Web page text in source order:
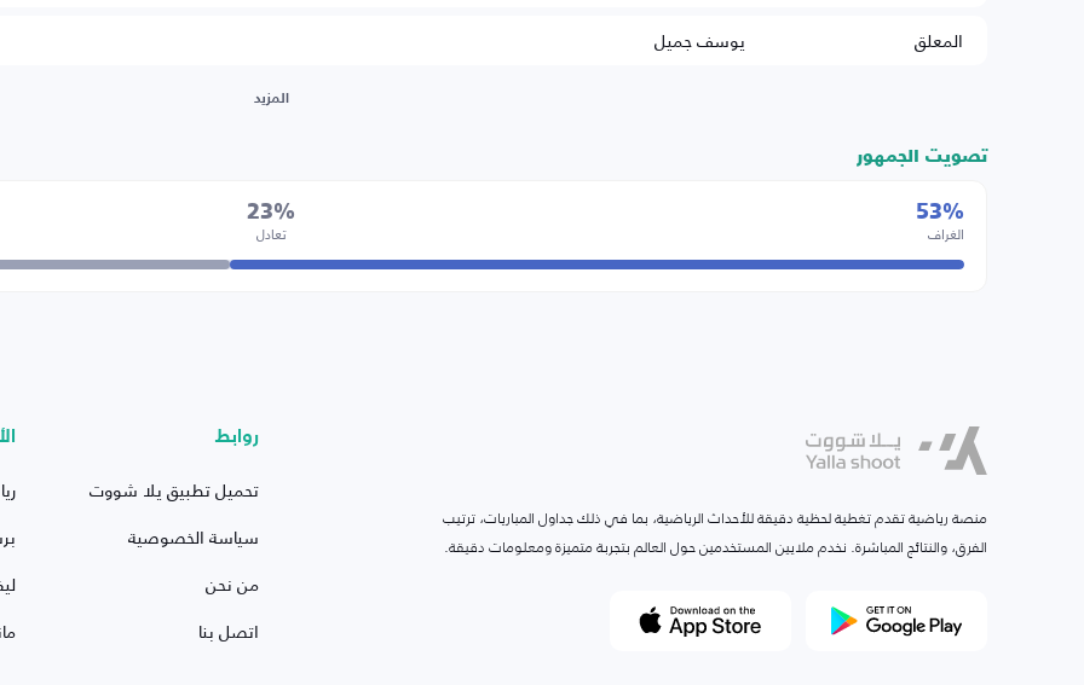
المعلق
يوسف جميل
المزيد
تصويت الجمهور
53%
الغراف
23%
تعادل
منصة رياضية تقدم تغطية لحظية دقيقة للأحداث الرياضية، بما في ذلك جداول المباريات، ترتيب
الفرق، والنتائج المباشرة. نخدم ملايين المستخدمين حول العالم بتجربة متميزة ومعلومات دقيقة.
روابط
تحميل تطبيق يلا شووت
سياسة الخصوصية
من نحن
اتصل بنا